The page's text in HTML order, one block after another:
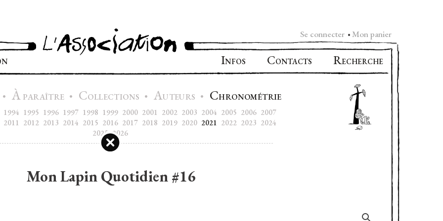
Se connecter •Mon panier
INFOS CONTACTS RECHERCHE
• ÀPARAÎTRE • COLLECTIONS • AUTEURS • CHRONOMÉTRIE
1994 1995 1996 1997 1998 1999 2000 2001 2002 2003 2004 2005 2006 2007
2011 2012 2013 2014 2015 2016 2017 2018 2019 2020 2021 2022 2023 2024
2025 2026
Mon Lapin Quotidien #16